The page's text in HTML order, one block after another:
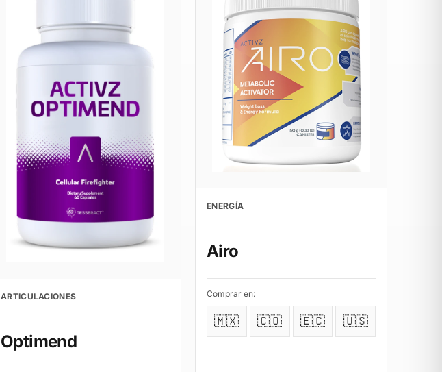
ARTICULACIONES
Optimend
ENERGÍA
Airo
Comprar en:
🇲🇽 🇨🇴 🇪🇨 🇺🇸